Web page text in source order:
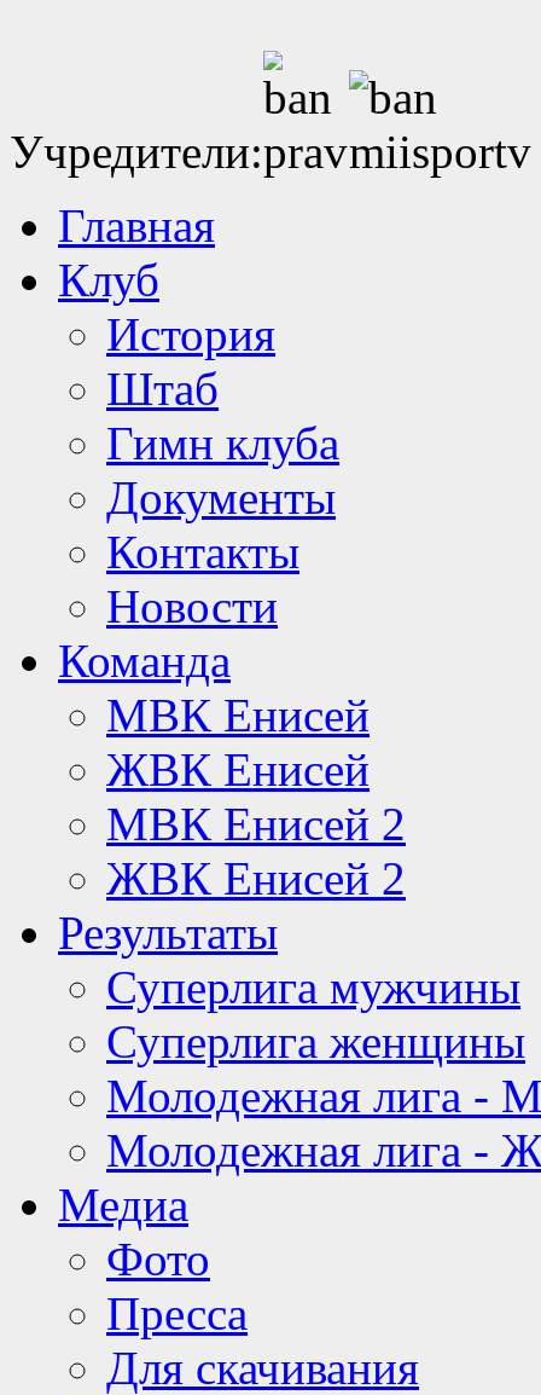
Учредители:
Главная
Клуб
История
Штаб
Гимн клуба
Документы
Контакты
Новости
Команда
МВК Енисей
ЖВК Енисей
МВК Енисей 2
ЖВК Енисей 2
Результаты
Суперлига мужчины
Суперлига женщины
Молодежная лига -
Молодежная лига -
Медиа
Фото
Пресса
Для скачивания